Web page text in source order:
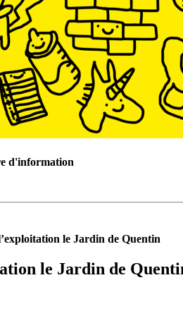
d'information
le Jardin de Quentin
le Jardin de